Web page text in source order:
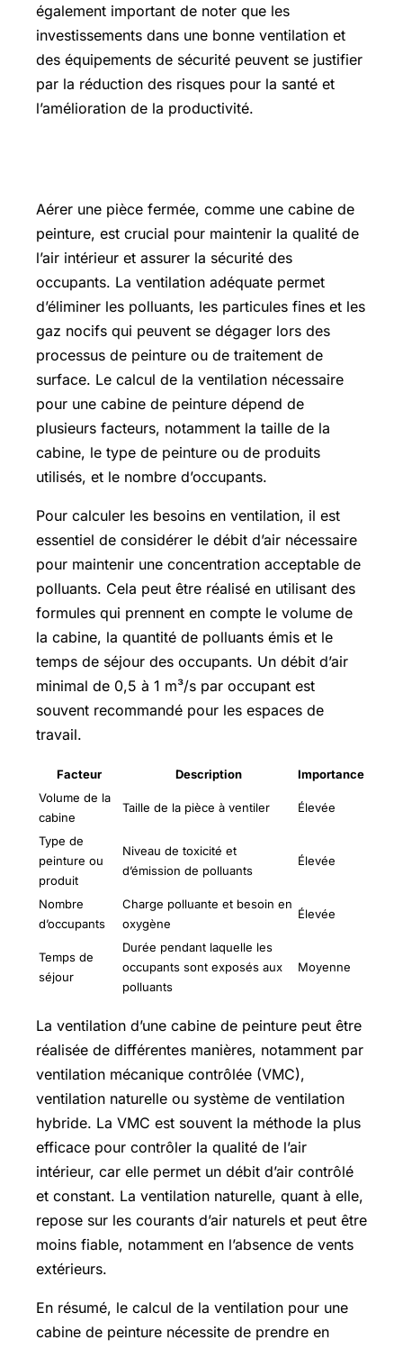
également important de noter que les
investissements dans une bonne ventilation et
des équipements de sécurité peuvent se justifier
par la réduction des risques pour la santé et
l’amélioration de la productivité.
Aérer une pièce fermée, comme une cabine de
peinture, est crucial pour maintenir la qualité de
l’air intérieur et assurer la sécurité des
occupants. La ventilation adéquate permet
d’éliminer les polluants, les particules fines et les
gaz nocifs qui peuvent se dégager lors des
processus de peinture ou de traitement de
surface. Le calcul de la ventilation nécessaire
pour une cabine de peinture dépend de
plusieurs facteurs, notamment la taille de la
cabine, le type de peinture ou de produits
utilisés, et le nombre d’occupants.
Pour calculer les besoins en ventilation, il est
essentiel de considérer le débit d’air nécessaire
pour maintenir une concentration acceptable de
polluants. Cela peut être réalisé en utilisant des
formules qui prennent en compte le volume de
la cabine, la quantité de polluants émis et le
temps de séjour des occupants. Un débit d’air
minimal de 0,5 à 1 m³/s par occupant est
souvent recommandé pour les espaces de
travail.
Facteur Description
Importance
Volume de la
cabine
Taille de la pièce à ventiler Élevée
Type de
peinture ou
produit
Niveau de toxicité et
d’émission de polluants
Élevée
Nombre
d’occupants
Charge polluante et besoin en
oxygène
Élevée
Temps de
séjour
Durée pendant laquelle les
occupants sont exposés aux
polluants
Moyenne
La ventilation d’une cabine de peinture peut être
réalisée de différentes manières, notamment par
ventilation mécanique contrôlée (VMC),
ventilation naturelle ou système de ventilation
hybride. La VMC est souvent la méthode la plus
efficace pour contrôler la qualité de l’air
intérieur, car elle permet un débit d’air contrôlé
et constant. La ventilation naturelle, quant à elle,
repose sur les courants d’air naturels et peut être
moins fiable, notamment en l’absence de vents
extérieurs.
En résumé, le calcul de la ventilation pour une
cabine de peinture nécessite de prendre en